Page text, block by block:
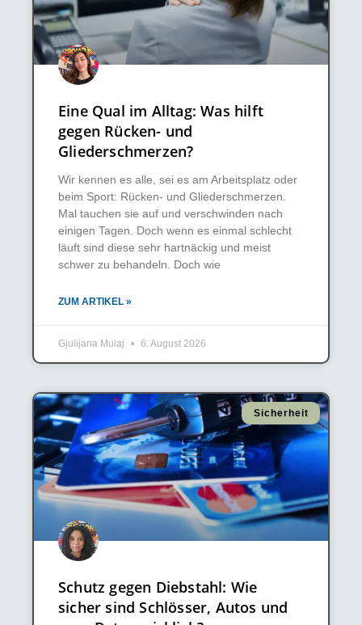
Eine Qual im Alltag: Was hilft
gegen Rücken- und
Gliederschmerzen?
Wir kennen es alle, sei es am Arbeitsplatz oder
beim Sport: Rücken- und Gliederschmerzen.
Mal tauchen sie auf und verschwinden nach
einigen Tagen. Doch wenn es einmal schlecht
läuft sind diese sehr hartnäckig und meist
schwer zu behandeln. Doch wie
ZUM ARTIKEL »
Gjulijana Mulaj 6. August 2026
Sicherheit
Schutz gegen Diebstahl: Wie
sicher sind Schlösser, Autos und